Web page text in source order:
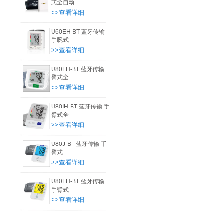
式全自动
>>查看详细
U60EH-BT 蓝牙传输
手腕式
>>查看详细
U80LH-BT 蓝牙传输
臂式全
>>查看详细
U80IH-BT 蓝牙传输 手
臂式全
>>查看详细
U80J-BT 蓝牙传输 手
臂式
>>查看详细
U80FH-BT 蓝牙传输
手臂式
>>查看详细